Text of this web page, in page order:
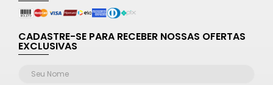
CADASTRE-SE PARA RECEBER NOSSAS OFERTAS
EXCLUSIVAS